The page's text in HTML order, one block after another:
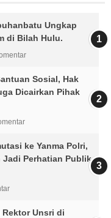
Ungkap
di Bilah Hulu.
Sosial, Hak
Dicairkan Pihak
ke Yanma Polri,
Perhatian Publik
Unsri di